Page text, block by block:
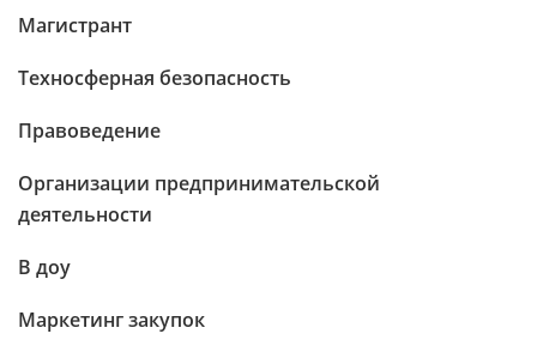
Магистрант
Техносферная безопасность
Правоведение
Организации предпринимательской
деятельности
В доу
Маркетинг закупок